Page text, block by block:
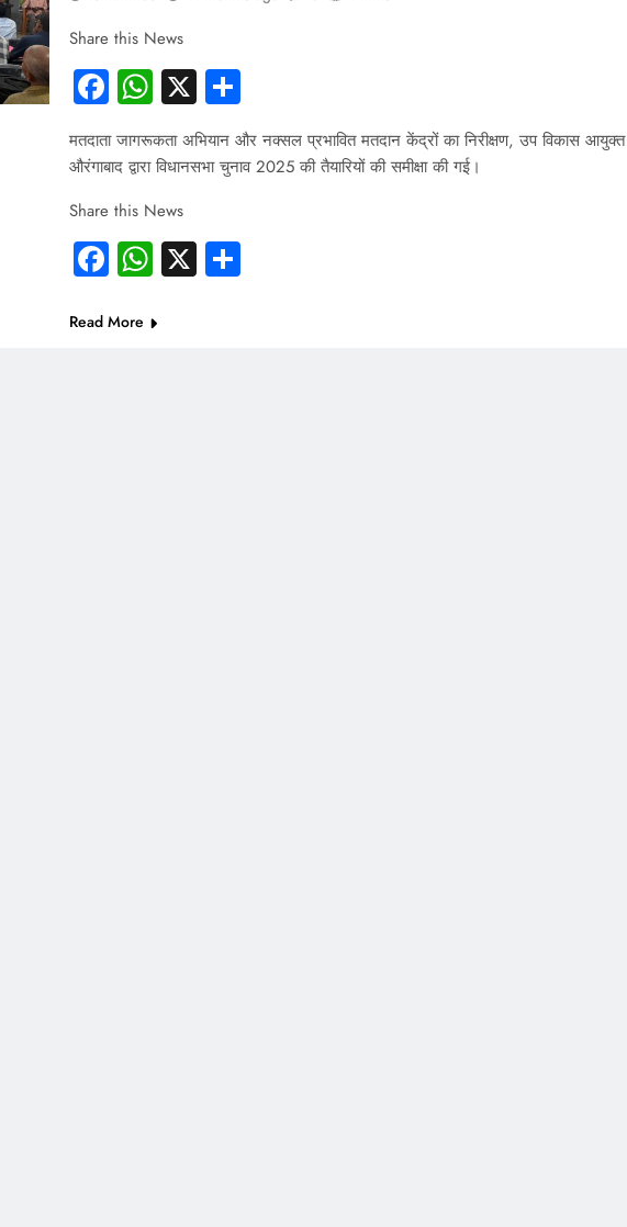
Share this News
Facebook
WhatsApp
X
मतदाता जागरूकता अभियान और नक्सल प्रभावित मतदान केंद्रों का निरीक्षण, उप विकास आयुक्त
औरंगाबाद द्वारा विधानसभा चुनाव 2025 की तैयारियों की समीक्षा की गई।
Share this News
Facebook
WhatsApp
X
Read More